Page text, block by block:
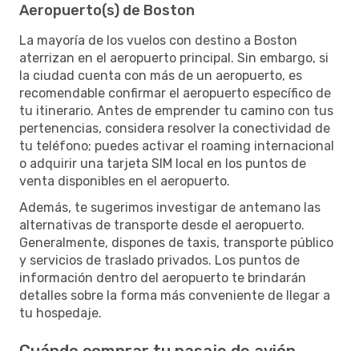
Aeropuerto(s) de Boston
La mayoría de los vuelos con destino a Boston
aterrizan en el aeropuerto principal. Sin embargo, si
la ciudad cuenta con más de un aeropuerto, es
recomendable confirmar el aeropuerto específico de
tu itinerario. Antes de emprender tu camino con tus
pertenencias, considera resolver la conectividad de
tu teléfono; puedes activar el roaming internacional
o adquirir una tarjeta SIM local en los puntos de
venta disponibles en el aeropuerto.
Además, te sugerimos investigar de antemano las
alternativas de transporte desde el aeropuerto.
Generalmente, dispones de taxis, transporte público
y servicios de traslado privados. Los puntos de
información dentro del aeropuerto te brindarán
detalles sobre la forma más conveniente de llegar a
tu hospedaje.